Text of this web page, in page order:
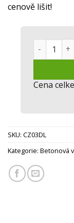
cenově lišit!
Cena
SKU: CZ03DL
Kategorie: Betonová